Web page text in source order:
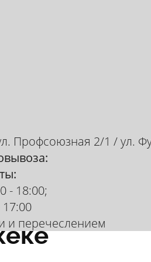
Профсоюзная 2/1 / ул.
- 18:00;
и перечеслением